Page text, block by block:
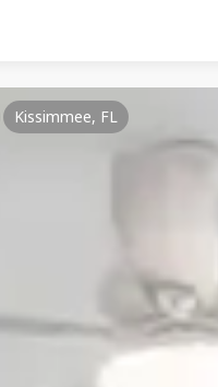
Kissimmee, FL